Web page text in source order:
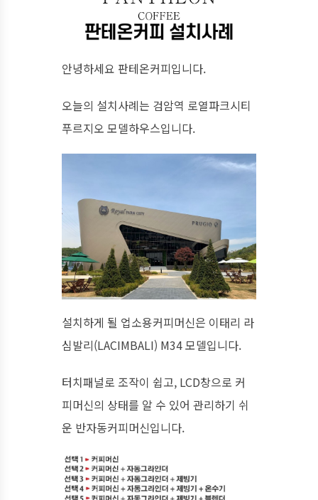
안녕하세요 판테온커피입니다.
오늘의 설치사례는 검암역 로열파크시티
푸르지오 모델하우스입니다.
설치하게 될 업소용커피머신은 이태리 라
심발리(LACIMBALI) M34 모델입니다.
터치패널로 조작이 쉽고, LCD창으로 커
피머신의 상태를 알 수 있어 관리하기 쉬
운 반자동커피머신입니다.